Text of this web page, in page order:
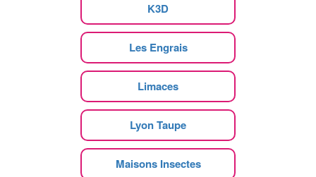
K3D
Les Engrais
Limaces
Lyon Taupe
Maisons Insectes